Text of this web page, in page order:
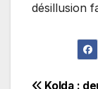
désillusion
Kolda :